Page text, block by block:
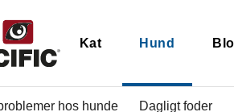
Kat Hund
hos hunde Dagligt foder